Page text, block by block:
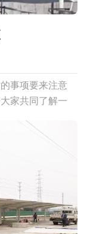
事项要来注意
家共同了解一